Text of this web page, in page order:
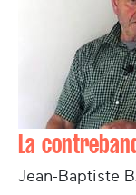
La
Jean-Baptiste